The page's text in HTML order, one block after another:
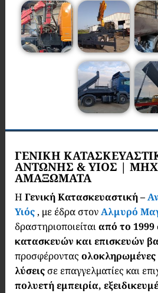
ΓΕΝΙΚΗ
ΑΝΤΩΝΗΣ & ΥΙΟΣ |
ΑΜΑΞΩΜΑΤΑ
Η Γενική Κατασκευαστική –
Υιός , με έδρα στονΑλμυρό
δραστηριοποιείταιαπό το 1999
κατασκευών και επισκευών
προσφέροντας ολοκληρωμένες
λύσειςσε επαγγελματίες και
πολυετή εμπειρία,